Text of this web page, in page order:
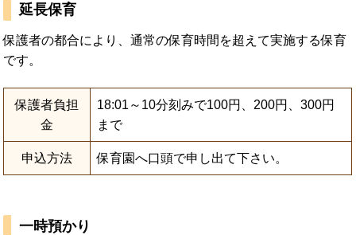
延長保育
保護者の都合により、通常の保育時間を超えて実施する保育
です。
保護者負担
金
18:01～10分刻みで100円、200円、300円
まで
申込方法 保育園へ口頭で申し出て下さい。
一時預かり